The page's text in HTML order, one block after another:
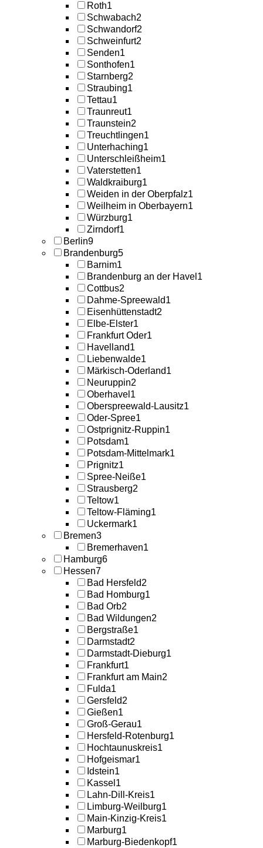
Roth1
Schwabach2
Schwandorf2
Schweinfurt2
Senden1
Sonthofen1
Starnberg2
Straubing1
Tettau1
Traunreut1
Traunstein2
Treuchtlingen1
Unterhaching1
Unterschleißheim1
Vaterstetten1
Waldkraiburg1
Weiden in der Oberpfalz1
Weilheim in Oberbayern1
Würzburg1
Zirndorf1
Berlin9
Brandenburg5
Barnim1
Brandenburg an der Havel 1
Cottbus2
Dahme-Spreewald1
Eisenhüttenstadt2
Elbe-Elster1
Frankfurt Oder1
Havelland1
Liebenwalde1
Märkisch-Oderland1
Neuruppin2
Oberhavel 1
Oberspreewald-Lausitz1
Oder-Spree1
Ostprignitz-Ruppin1
Potsdam1
Potsdam-Mittelmark1
Prignitz1
Spree-Neiße1
Strausberg2
Teltow1
Teltow-Fläming1
Uckermark1
Bremen3
Bremerhaven1
Hamburg6
Hessen7
Bad Hersfeld2
Bad Homburg1
Bad Orb2
Bad Wildungen2
Bergstraße1
Darmstadt2
Darmstadt-Dieburg1
Frankfurt1
Frankfurt am Main2
Fulda1
Gersfeld2
Gießen1
Groß-Gerau1
Hersfeld-Rotenburg1
Hochtaunuskreis1
Hofgeismar1
Idstein1
Kassel 1
Lahn-Dill-Kreis1
Limburg-Weilburg1
Main-Kinzig-Kreis1
Marburg1
Marburg-Biedenkopf1